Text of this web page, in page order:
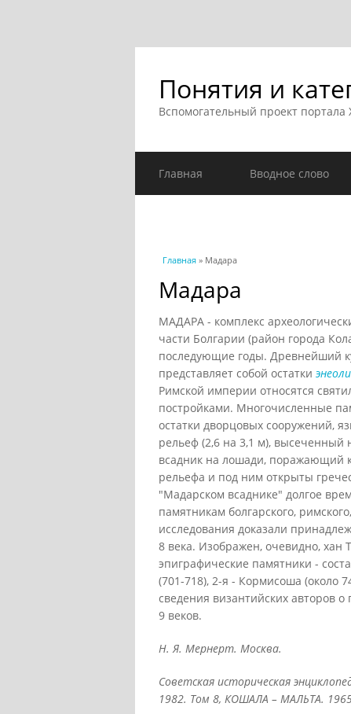
Понятия и
Вспомогательный проект
Главная Вводное слово
Вы здесь
Главная » Мадара
Мадара
МАДАРА - комплекс
части Болгарии (район города
последующие годы. Древнейший
представляет собой остатки
Римской империи относятся
постройками. Многочисленные
остатки дворцовых сооружений,
рельеф (2,6 на 3,1 м), высеченный
всадник на лошади, поражающий
рельефа и под ним открыты
"Мадарском всаднике" долгое
памятникам болгарского,
исследования доказали
8 века. Изображен, очевидно, хан
эпиграфические памятники -
(701-718), 2-я - Кормисоша (около
сведения византийских авторов
9 веков.
Н. Я. Мернерт. Москва.
Советская историческая
1982. Том 8, КОШАЛА – МАЛЬТА.